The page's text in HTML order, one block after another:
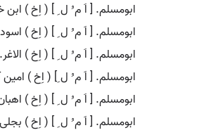
ابومسلم. [ اَ م ُ ل ِ ] ( اِخ )
ابومسلم. [ اَ م ُ ل ِ ] ( اِخ )
ابومسلم. [ اَ م ُ ل ِ ] ( اِخ )
ابومسلم. [ اَ م ُ ل ِ] ( اِخ )
ابومسلم. [ اَ م ُ ل ِ ] ( اِخ )
ابومسلم. [ اَ م ُ ل ِ ] ( اِخ ) بجلی.